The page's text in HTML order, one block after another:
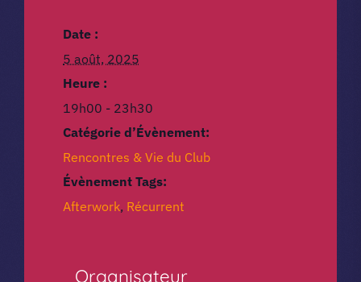
Date :
5 août, 2025
Heure :
19h00 - 23h30
Catégorie d’Évènement:
Rencontres & Vie du Club
Évènement Tags:
Afterwork, Récurrent
Organisateur